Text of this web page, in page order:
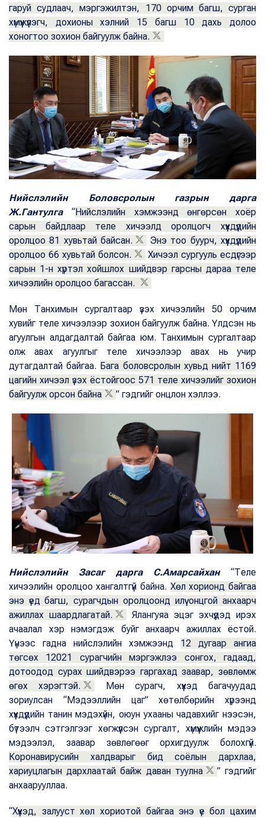
гаруй судлаач, мэргэжилтэн, 170 орчим багш, сурган
хүмүүжүүлэгч, дохионы хэлний 15 багш 10 дахь долоо
хоногтоо зохион байгуулж байна.
Нийслэлийн Боловсролын газрын дарга
Ж.Гантулга“Нийслэлийн хэмжээнд өнгөрсөн хоёр
сарын байдлаар теле хичээлд оролцогч хүүхдүүдийн
оролцоо 81 хувьтай байсан.
Энэ тоо буурч, хүүхдүүдийн
оролцоо 66 хувьтай болсон.
Хичээл сургууль есдүгээр
сарын 1-н хүртэл хойшлох шийдвэр гарсны дараа теле
хичээлийн оролцоо багассан.
Мөн Танхимын сургалтаар үзэх хичээлийн 50 орчим
хувийг теле хичээлээр зохион байгуулж байна. Үлдсэн нь
агуулгын алдагдалтай байгаа юм. Танхимын сургалтаар
олж авах агуулгыг теле хичээлээр авах нь учир
дутагдалтай байгаа. Бага боловсролын хувьд нийт 1169
цагийн хичээл үзэх ёстойгоос 571 теле хичээлийг зохион
байгуулж орсон байна
” гэдгийг онцлон хэллээ.
Нийслэлийн Засаг дарга С.Амарсайхан“Теле
хичээлийн оролцоо хангалтгүй байна. Хөл хорионд байгаа
энэ үед багш, сурагчдын оролцоонд илүү онцгой анхаарч
ажиллах шаардлагатай.
Ялангуяа эцэг эхчүүдэд ирэх
ачаалал хэр нэмэгдэж буйг анхаарч ажиллах ёстой.
Үүнээс гадна нийслэлийн хэмжээнд 12 дугаар ангиа
төгсөх 12021 сурагчийн мэргэжлээ сонгох, гадаад,
дотоодод сурах шийдвэрээ гаргахад заавар, зөвлөмж
өгөх хэрэгтэй.
Мөн сурагч, хүүхэд багачуудад
зориулсан “Мэдээллийн цаг” хөтөлбөрийн хүрээнд
хүүхдүүдийн танин мэдэхүйн, оюун ухааны чадавхийг нээсэн,
бүтээлч сэтгэлгээг хөгжүүлсэн сургалт, хүмүүжлийн мэдээ
мэдээлэл, заавар зөвлөгөөг орхигдуулж болохгүй.
Коронавирусийн халдварыг бид соёлын дархлаа,
хариуцлагын дархлаатай байж даван туулна
” гэдгийг
анхаарууллаа.
“Хүүхэд, залууст хөл хориотой байгаа энэ үе бол цахим